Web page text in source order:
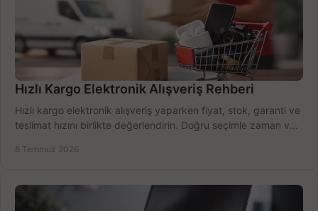
Hızlı Kargo Elektronik Alışveriş Rehberi
Hızlı kargo elektronik alışveriş yaparken fiyat, stok, garanti ve
teslimat hızını birlikte değerlendirin. Doğru seçimle zaman ve
8 Temmuz 2026